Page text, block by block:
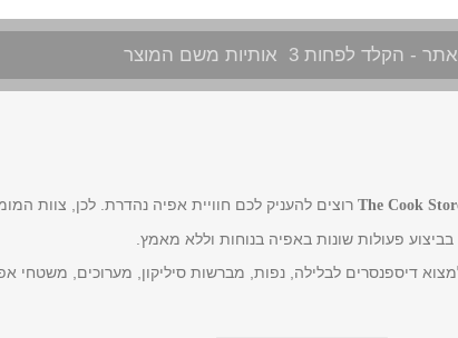
The Cook רוצים להעניק לכם חוויית אפיה נהדרת. לכן, צוות
בביצוע פעולות שונות באפיה בנוחות וללא מאמץ.
דיספנסרים לבלילה, נפות, מברשות סיליקון, מערוכים, משטחי